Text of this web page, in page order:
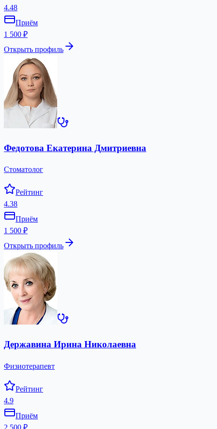
4.48
Приём
1 500 ₽
Открыть профиль
Федотова Екатерина Дмитриевна
Стоматолог
Рейтинг
4.38
Приём
1 500 ₽
Открыть профиль
Державина Ирина Николаевна
Физиотерапевт
Рейтинг
4.9
Приём
2 500 ₽